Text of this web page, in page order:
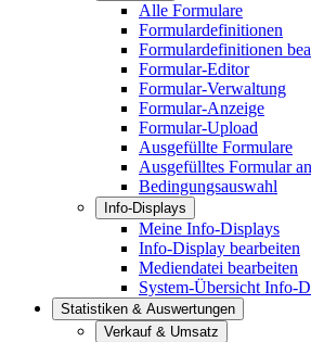
Alle Formulare
Formulardefinitionen
Formulardefinitionen
Formular-Editor
Formular-Verwaltung
Formular-Anzeige
Formular-Upload
Ausgefüllte Formulare
Ausgefülltes Formular
Bedingungsauswahl
Info-Displays
Meine Info-Displays
Info-Display bearbeiten
Mediendatei bearbeiten
System-Übersicht Info-
Statistiken & Auswertungen
Verkauf & Umsatz